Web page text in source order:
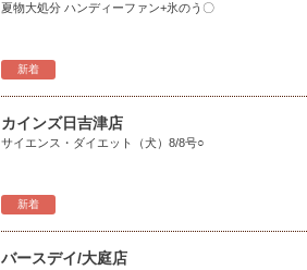
新着
夏物大処分 ハンディーファン+氷のう〇
新着
カインズ日吉津店
サイエンス・ダイエット（犬）8/8号○
バースデイ/大庭店